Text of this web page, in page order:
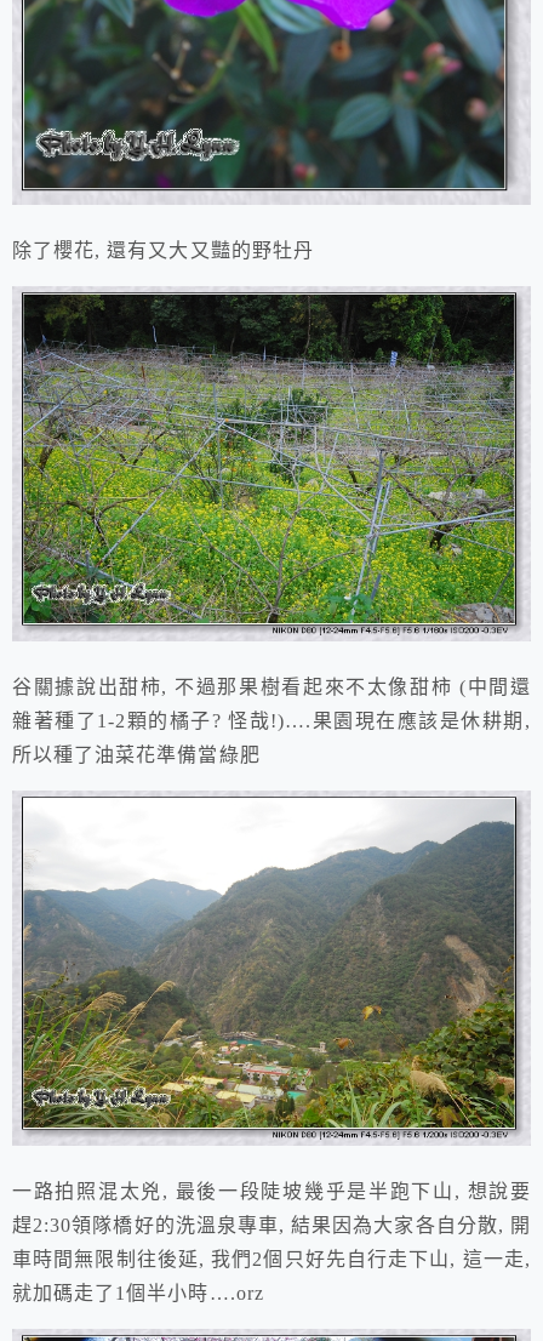
除了櫻花, 還有又大又豔的野牡丹
谷關據說出甜柿, 不過那果樹看起來不太像甜柿 (中間還
雜著種了1-2顆的橘子? 怪哉!)….果園現在應該是休耕期,
所以種了油菜花準備當綠肥
一路拍照混太兇, 最後一段陡坡幾乎是半跑下山, 想說要
趕2:30領隊橋好的洗溫泉專車, 結果因為大家各自分散, 開
車時間無限制往後延, 我們2個只好先自行走下山, 這一走,
就加碼走了1個半小時….orz